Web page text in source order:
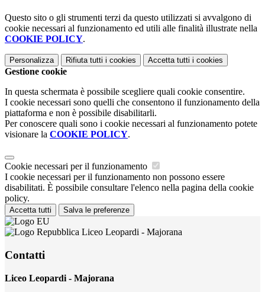
Questo sito o gli strumenti terzi da questo utilizzati si avvalgono di
cookie necessari al funzionamento ed utili alle finalità illustrate nella
COOKIE POLICY.
Personalizza Rifiuta tutti i cookies Accetta tutti i cookies
Gestione cookie
In questa schermata è possibile scegliere quali cookie consentire.
I cookie necessari sono quelli che consentono il funzionamento della
piattaforma e non è possibile disabilitarli.
Per conoscere quali sono i cookie necessari al funzionamento potete
visionare la COOKIE POLICY.
Cookie necessari per il funzionamento
I cookie necessari per il funzionamento non possono essere
disabilitati. È possibile consultare l'elenco nella pagina della cookie
policy.
Accetta tutti Salva le preferenze
Liceo Leopardi - Majorana
Contatti
Liceo Leopardi - Majorana